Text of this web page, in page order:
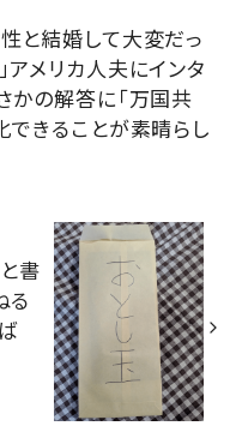
と結婚して大変だっ
アメリカ人夫にインタ
かの解答に「万国共
できることが素晴らし
書
る